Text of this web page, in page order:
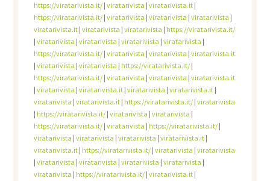
https://viratarivista.it/| viratarivista | viratarivista.it|
https://viratarivista.it/| viratarivista | viratarivista | viratarivista |
viratarivista.it| viratarivista | viratarivista | https://viratarivista.it/
| viratarivista | viratarivista | viratarivista | viratarivista |
https://viratarivista.it/| viratarivista | viratarivista | viratarivista.it
| viratarivista | viratarivista | https://viratarivista.it/|
https://viratarivista.it/| viratarivista | viratarivista | viratarivista.it
| viratarivista | viratarivista.it| viratarivista | viratarivista.it|
viratarivista | viratarivista.it| https://viratarivista.it/| viratarivista
| https://viratarivista.it/| viratarivista | viratarivista |
https://viratarivista.it/| viratarivista | https://viratarivista.it/|
viratarivista | viratarivista | viratarivista | viratarivista.it|
viratarivista.it| https://viratarivista.it/| viratarivista | viratarivista
| viratarivista | viratarivista | viratarivista | viratarivista |
viratarivista | https://viratarivista.it/| viratarivista.it|